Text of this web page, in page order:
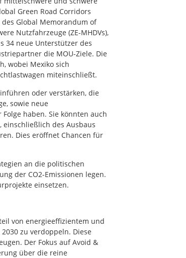
Green Road Corridors
Global Memorandum of
Nutzfahrzeuge (ZE-MHDVs),
34 neue Unterstützer des
die MOU-Ziele. Die
wobei Mexiko sich
miteinschließt.
oder verstärken, die
sowie neue
haben. Sie könnten auch
des Ausbaus
Dies eröffnet Chancen für
an die politischen
der CO2-Emissionen legen.
einsetzen.
von energieeffizientem und
zu verdoppeln. Diese
Der Fokus auf Avoid &
über die reine